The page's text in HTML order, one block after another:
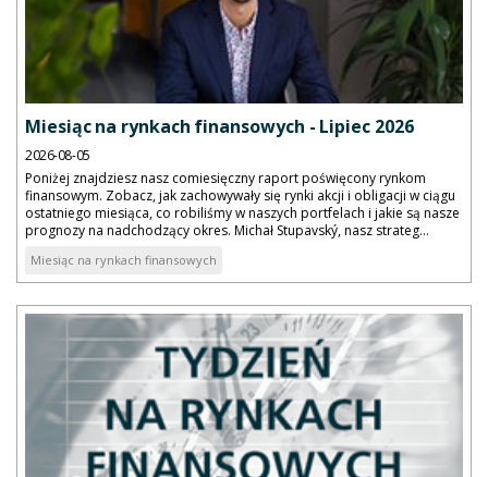
Miesiąc na rynkach finansowych - Lipiec 2026
2026-08-05
Poniżej znajdziesz nasz comiesięczny raport poświęcony rynkom
finansowym. Zobacz, jak zachowywały się rynki akcji i obligacji w ciągu
ostatniego miesiąca, co robiliśmy w naszych portfelach i jakie są nasze
prognozy na nadchodzący okres. Michał Stupavský, nasz strateg...
Miesiąc na rynkach finansowych